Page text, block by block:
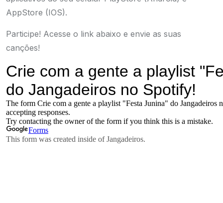
AppStore (IOS).
Participe! Acesse o link abaixo e envie as suas
canções!